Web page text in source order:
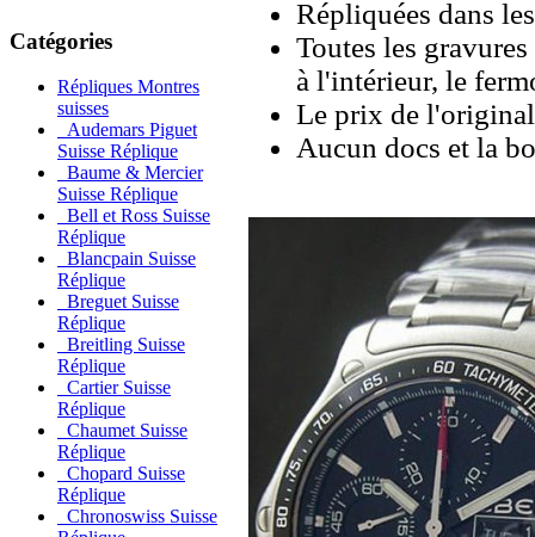
Catégories
Répliques Montres
suisses
Audemars Piguet
Suisse Réplique
Baume & Mercier
Suisse Réplique
Bell et Ross Suisse
Réplique
Blancpain Suisse
Réplique
Breguet Suisse
Réplique
Breitling Suisse
Réplique
Cartier Suisse
Réplique
Chaumet Suisse
Réplique
Chopard Suisse
Réplique
Chronoswiss Suisse
Répliquées dans
Toutes les
à l'intérieur, le
Le prix de
Aucun docs et la